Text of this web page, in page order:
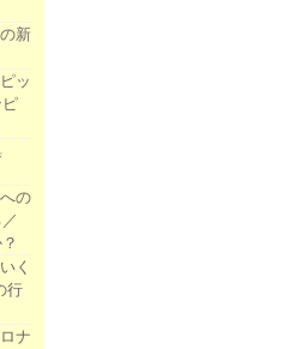
新
ッ
の
く
行
ナ